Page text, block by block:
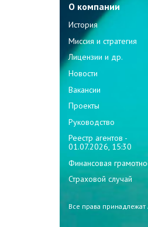
О компании
История
Миссия и стратегия
Лицензии и др.
Новости
Вакансии
Проекты
Руководство
Реестр агентов -
01.07.2026, 15:30
Финансовая
Страховой случай
Все права